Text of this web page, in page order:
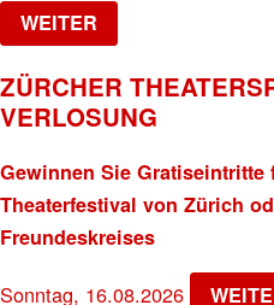
WEITER
ZÜRCHER
VERLOSUNG
Gewinnen Sie Gratiseintritte
Theaterfestival von Zürich
Freundeskreises
Sonntag, 16.08.2026